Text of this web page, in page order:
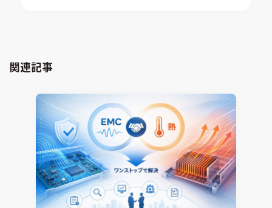
CAD連携・CAE業務支援
MBDプロセス構築コンサルティング
CAEエンジニアリングコンサルティング
音響設計
CAE分野におけるAIコンサルティング
システム構築と開発
Virtual Environment
CONVERGE
iconCFD
SIMULIA Abaqus Unified FEA
Simcenter Flotherm
Simcenter Flotherm XT
Ansys Electronics
DEMITASNX
関連記事